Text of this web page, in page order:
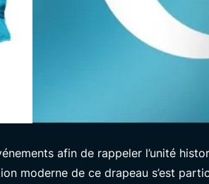
afin de rappeler l’unité
moderne de ce drapeau s’est